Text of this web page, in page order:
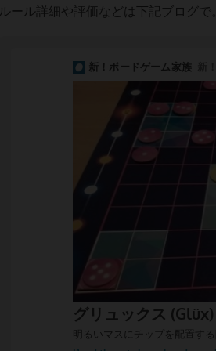
ルール詳細や評価などは下記ブログで